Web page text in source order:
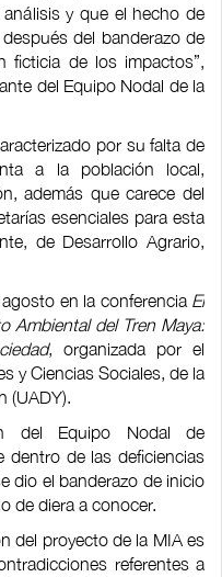
y que el hecho de
del banderazo de
ficticia de los impactos”,
del Equipo Nodal de la
por su falta de
a la población local,
además que carece del
esenciales para esta
de Desarrollo Agrario,
en la conferencia El
Ambiental del Tren Maya:
, organizada por el
y Ciencias Sociales, de la
(UADY).
del Equipo Nodal de
dentro de las deficiencias
dio el banderazo de inicio
de diera a conocer.
del proyecto de la MIA es
referentes a